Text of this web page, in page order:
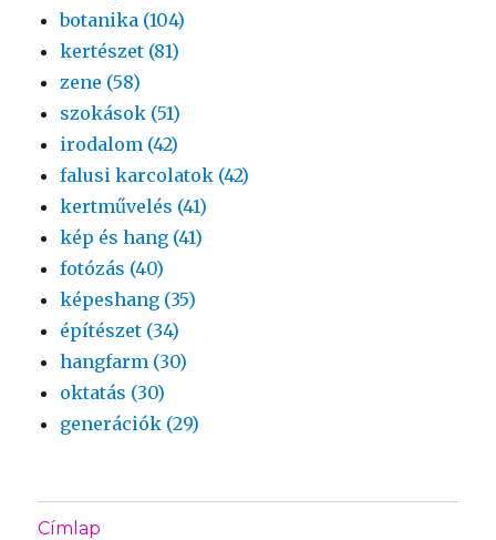
botanika (104)
kertészet (81)
zene (58)
szokások (51)
irodalom (42)
falusi karcolatok (42)
kertművelés (41)
kép és hang (41)
fotózás (40)
képeshang (35)
építészet (34)
hangfarm (30)
oktatás (30)
generációk (29)
Címlap